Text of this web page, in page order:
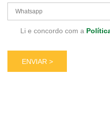
Li e concordo com a